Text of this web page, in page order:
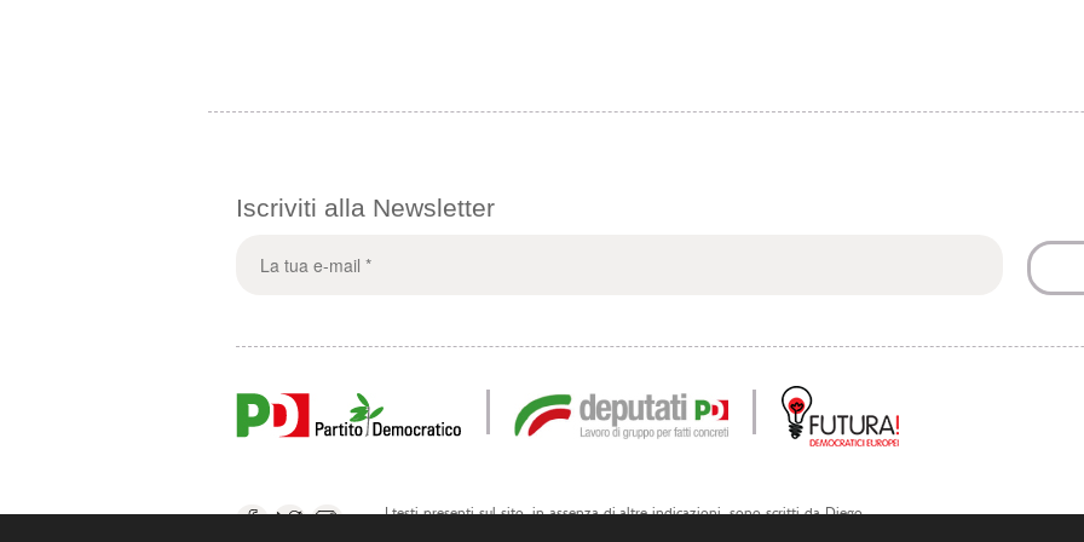
Iscriviti alla Newsletter
I testi presenti sul sito, in assenza di altre indicazioni, sono scritti da Diego